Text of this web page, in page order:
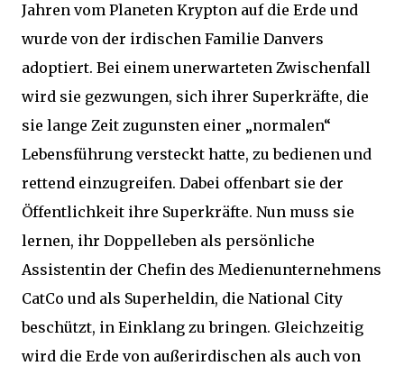
Jahren vom Planeten Krypton auf die Erde und
wurde von der irdischen Familie Danvers
adoptiert. Bei einem unerwarteten Zwischenfall
wird sie gezwungen, sich ihrer Superkräfte, die
sie lange Zeit zugunsten einer „normalen“
Lebensführung versteckt hatte, zu bedienen und
rettend einzugreifen. Dabei offenbart sie der
Öffentlichkeit ihre Superkräfte. Nun muss sie
lernen, ihr Doppelleben als persönliche
Assistentin der Chefin des Medienunternehmens
CatCo und als Superheldin, die National City
beschützt, in Einklang zu bringen. Gleichzeitig
wird die Erde von außerirdischen als auch von